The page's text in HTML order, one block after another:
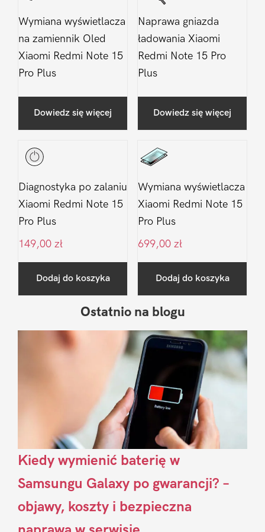
Wymiana wyświetlacza
na zamiennik Oled
Xiaomi Redmi Note 15
Pro Plus
Dowiedz się więcej
Naprawa gniazda
ładowania Xiaomi
Redmi Note 15 Pro
Plus
Dowiedz się więcej
Diagnostyka po zalaniu
Xiaomi Redmi Note 15
Pro Plus
149,00 zł
Dodaj do koszyka
Wymiana wyświetlacza
Xiaomi Redmi Note 15
Pro Plus
699,00 zł
Dodaj do koszyka
Sidebar
Ostatnio na blogu
Kiedy wymienić baterię w
Samsungu Galaxy po gwarancji? –
objawy, koszty i bezpieczna